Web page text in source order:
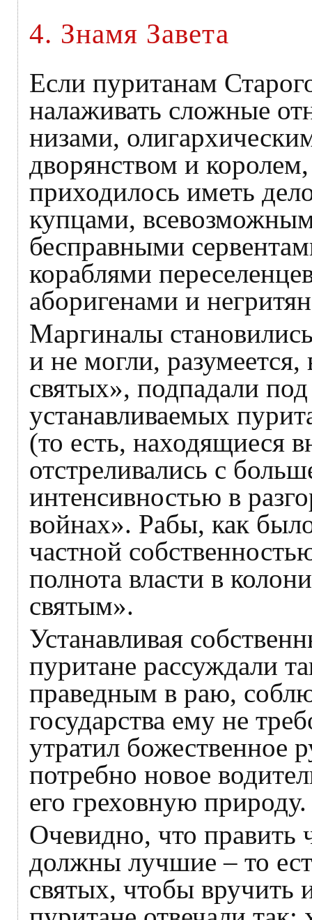
4. Знамя Завета
Если пуританам
налаживать сложные
низами,
дворянством и
приходилось иметь
купцами,
бесправными
кораблями
аборигенами и
Маргиналы
и не могли,
святых», подпадали
устанавливаемых
(то есть, находящиеся
отстреливались с
интенсивностью в
войнах». Рабы, как
частной
полнота власти в
святым».
Устанавливая
пуритане рассуждали
праведным в раю,
государства ему не
утратил божественное
потребно новое
его греховную природу.
Очевидно, что править
должны лучшие – то
святых, чтобы вручить